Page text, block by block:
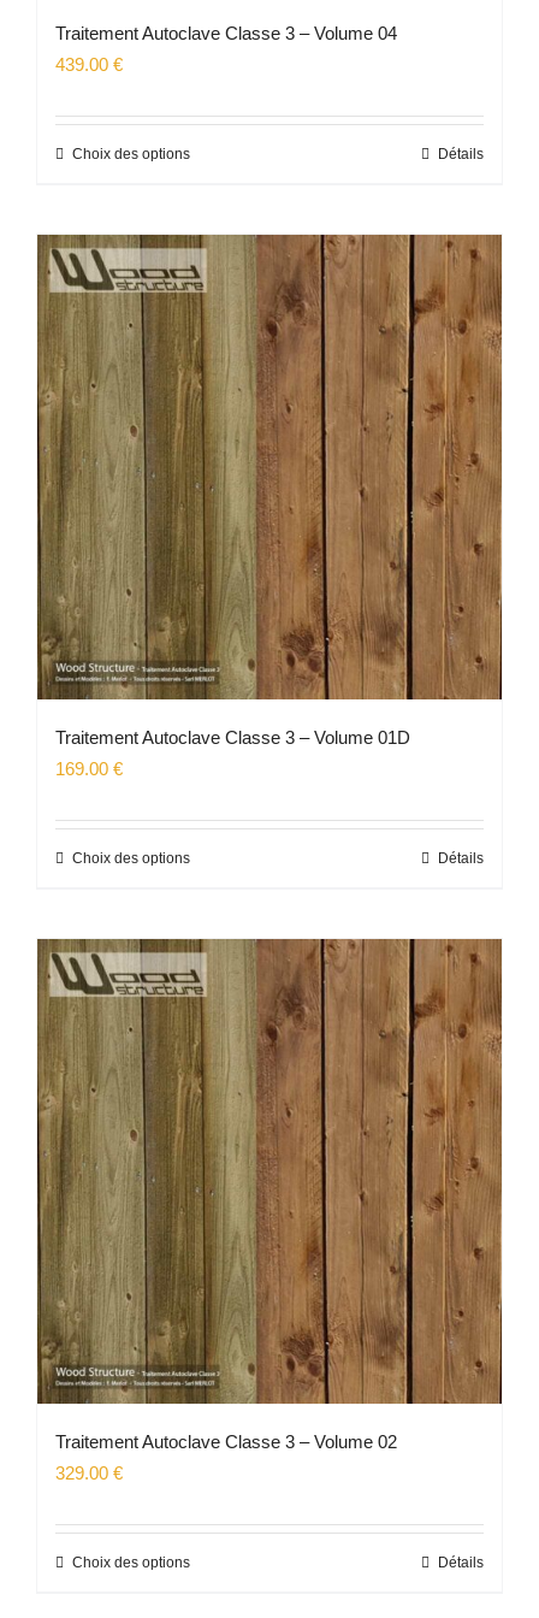
Traitement Autoclave Classe 3 – Volume 04
439.00 €
Choix des optionsCe
plusieurs
variations.
options
peuvent
être
choisies
sur
la
page
du
produit
Détails
Traitement Autoclave Classe 3 – Volume 01D
169.00 €
Choix des optionsCe
plusieurs
variations.
options
peuvent
être
choisies
sur
la
page
du
produit
Détails
Traitement Autoclave Classe 3 – Volume 02
329.00 €
Choix des optionsCe
Détails